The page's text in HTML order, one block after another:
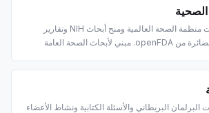
ابحث في إحصاءات منظمة الصحة العالمية ومنح أبحاث NIH وتقارير
الأحداث الدوائية الضائرة من openFDA. مبني لأبحاث الصحة العامة
البريطاني والأسئلة الكتابية ونشاط الأعضاء